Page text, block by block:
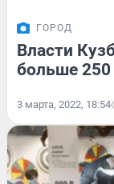
ГОРОД
Власти
больше 250
3 марта, 2022, 18:54